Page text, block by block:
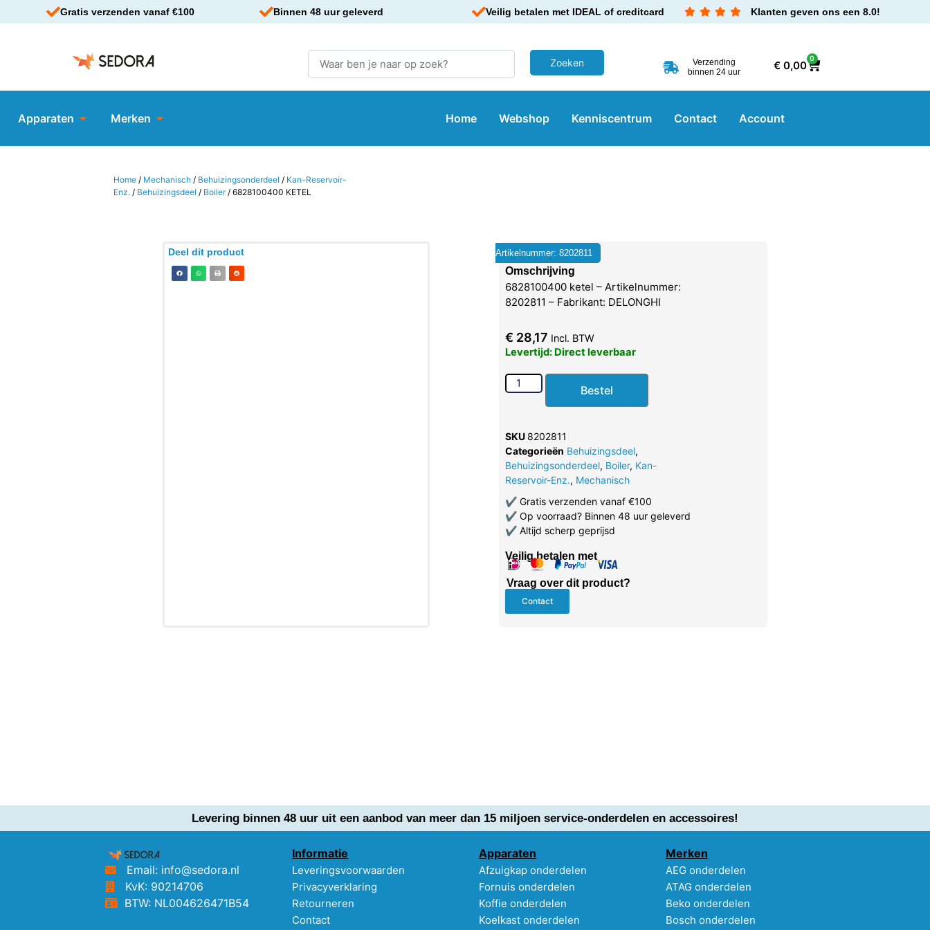
Gratis verzenden vanaf €100 Binnen 48 uur geleverd Veilig betalen met IDEAL of creditcard Klanten geven ons een 8.0!
Verzending
binnen 24 uur
€0,00
0
Apparaten Merken Home Webshop Kenniscentrum Contact Account
Home / Mechanisch / Behuizingsonderdeel / Kan-Reservoir-
Enz. / Behuizingsdeel / Boiler/ 6828100400 KETEL
Deel dit product Artikelnummer: 8202811
Omschrijving
6828100400 ketel – Artikelnummer:
8202811 – Fabrikant: DELONGHI
€ 28,17 Incl. BTW
Levertijd: Direct leverbaar
Bestel
SKU 8202811
Categorieën Behuizingsdeel,
Behuizingsonderdeel, Boiler, Kan-
Reservoir-Enz., Mechanisch
✔Gratis verzenden vanaf €100
✔Op voorraad? Binnen 48 uur geleverd
✔Altijd scherp geprijsd
Veilig betalen met
Vraag over dit product?
Contact
Levering binnen 48 uur uit een aanbod van meer dan 15 miljoen service-onderdelen en accessoires!
Email: info@sedora.nl
KvK: 90214706
BTW: NL004626471B54
Informatie
Leveringsvoorwaarden
Privacyverklaring
Retourneren
Contact
Apparaten
Afzuigkap onderdelen
Fornuis onderdelen
Koffie onderdelen
Koelkast onderdelen
Merken
AEG onderdelen
ATAG onderdelen
Beko onderdelen
Bosch onderdelen